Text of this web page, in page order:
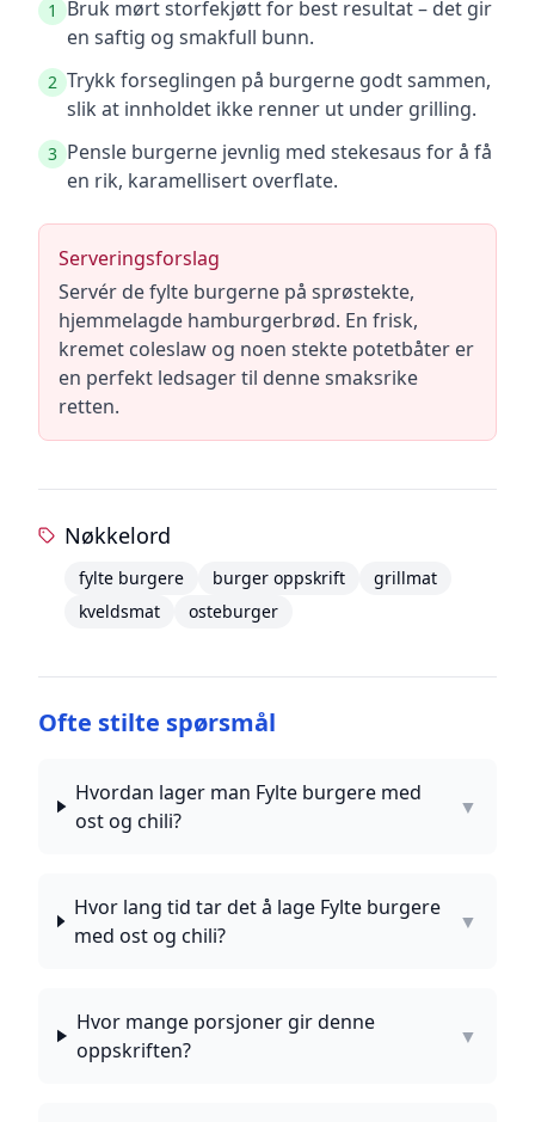
1
Bruk mørt storfekjøtt for best resultat – det gir
en saftig og smakfull bunn.
2 Trykk forseglingen på burgerne godt sammen,
slik at innholdet ikke renner ut under grilling.
3 Pensle burgerne jevnlig med stekesaus for å få
en rik, karamellisert overflate.
Serveringsforslag
Servér de fylte burgerne på sprøstekte,
hjemmelagde hamburgerbrød. En frisk,
kremet coleslaw og noen stekte potetbåter er
en perfekt ledsager til denne smaksrike
retten.
Nøkkelord
fylte burgere burger oppskrift
grillmat
kveldsmat
osteburger
Ofte stilte spørsmål
Hvordan lager man Fylte burgere med
ost og chili?
▼
Hvor lang tid tar det å lage Fylte burgere
med ost og chili?
▼
Hvor mange porsjoner gir denne
oppskriften?
▼